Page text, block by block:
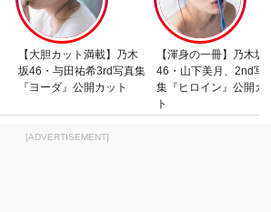
【大胆カット満載】乃木
坂46・与田祐希3rd写真集
『ヨーダ』公開カット
【渾身の一冊】乃木坂
46・山下美月、2nd写
集『ヒロイン』公開カ
ト
[ADVERTISEMENT]